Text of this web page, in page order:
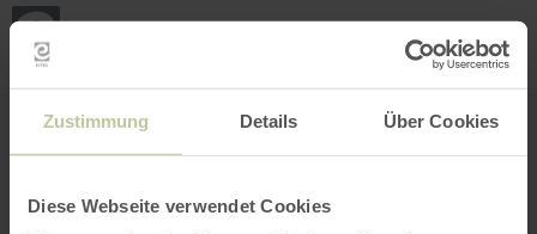
Zustimmung Details Über Cookies
Diese Webseite verwendet Cookies
INTERACTIVE MAP
my
Open filter